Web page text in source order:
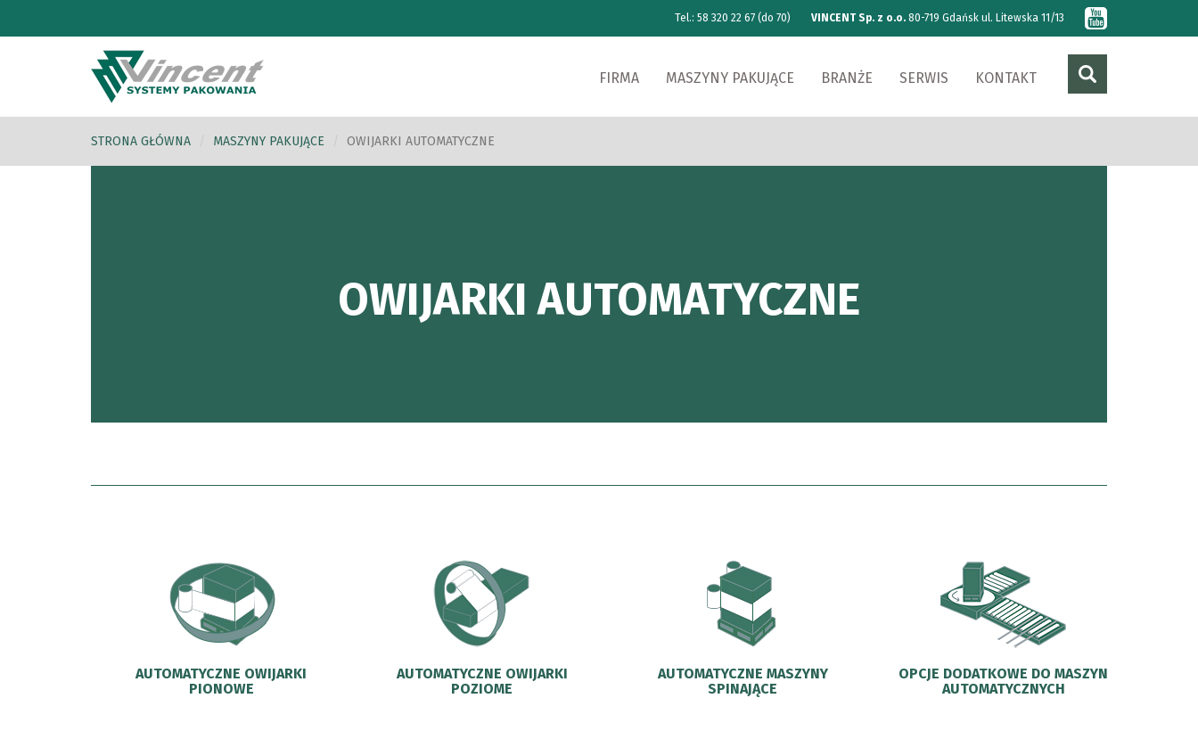
Tel.: 58 320 22 67 (do 70) VINCENT Sp. z o.o. 80-719 Gdańsk ul. Litewska 11/13
FIRMA MASZYNY PAKUJĄCE BRANŻE SERWIS KONTAKT
STRONA GŁÓWNA MASZYNY PAKUJĄCE OWIJARKI AUTOMATYCZNE
OWIJARKI AUTOMATYCZNE
AUTOMATYCZNE OWIJARKI
PIONOWE
AUTOMATYCZNE OWIJARKI
POZIOME
AUTOMATYCZNE MASZYNY
SPINAJĄCE
OPCJE DODATKOWE DO MASZYN
AUTOMATYCZNYCH